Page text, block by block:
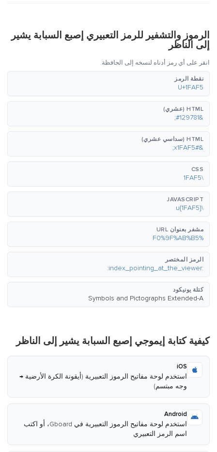
الرموز والتشفير للرمز التعبيري إصبع السبابة يشير
إلى الناظر
انقر على أي رمز أدناه لنسخه إلى الحافظة.
نقطة الرمز
U+1FAF5
HTML (عشري)
&#129781;
HTML (سداسي عشري)
&#x1FAF5;
CSS
\1FAF5
JAVASCRIPT
\u{1FAF5}
مشفر بعنوان URL
%F0%9F%AB%B5
الرمز المختصر
:index_pointing_at_the_viewer:
كتلة يونيكود
Symbols and Pictographs Extended-A
كيفية كتابة إيموجي إصبع السبابة يشير إلى الناظر
iOS
استخدم لوحة مفاتيح الرموز التعبيرية (أيقونة الكرة الأرضية →
وجه مبتسم)
Android
استخدم لوحة مفاتيح الرموز التعبيرية في Gboard، أو اكتب
اسم الرمز التعبيري